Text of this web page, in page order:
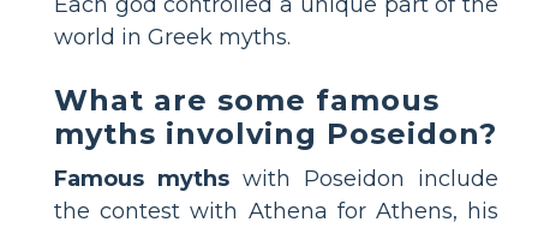
world in Greek myths.
What are some famous
myths involving Poseidon?
Famous myths with Poseidon include
the contest with Athena for Athens, his